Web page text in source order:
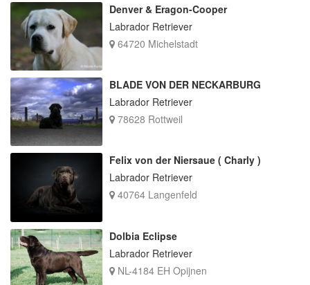
Denver & Eragon-Cooper
Labrador Retriever
64720 Michelstadt
BLADE VON DER NECKARBURG
Labrador Retriever
78628 Rottweil
Felix von der Niersaue ( Charly )
Labrador Retriever
40764 Langenfeld
Dolbia Eclipse
Labrador Retriever
NL-4184 EH Opijnen